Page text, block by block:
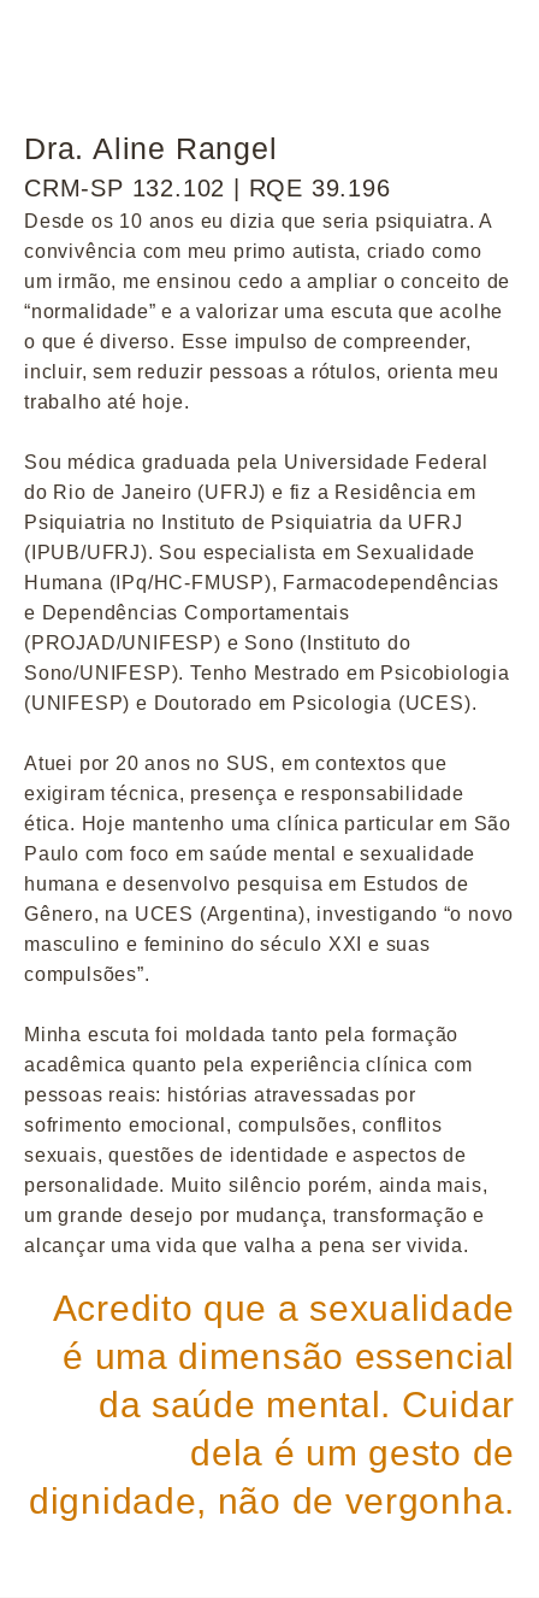
Dra. Aline Rangel
CRM-SP 132.102 | RQE 39.196
Desde os 10 anos eu dizia que seria psiquiatra. A
convivência com meu primo autista, criado como
um irmão, me ensinou cedo a ampliar o conceito de
“normalidade” e a valorizar uma escuta que acolhe
o que é diverso. Esse impulso de compreender,
incluir, sem reduzir pessoas a rótulos, orienta meu
trabalho até hoje.
Sou médica graduada pela Universidade Federal
do Rio de Janeiro (UFRJ) e fiz a Residência em
Psiquiatria no Instituto de Psiquiatria da UFRJ
(IPUB/UFRJ). Sou especialista em Sexualidade
Humana (IPq/HC-FMUSP), Farmacodependências
e Dependências Comportamentais
(PROJAD/UNIFESP) e Sono (Instituto do
Sono/UNIFESP). Tenho Mestrado em Psicobiologia
(UNIFESP) e Doutorado em Psicologia (UCES).
Atuei por 20 anos no SUS, em contextos que
exigiram técnica, presença e responsabilidade
ética. Hoje mantenho uma clínica particular em São
Paulo com foco em saúde mental e sexualidade
humana e desenvolvo pesquisa em Estudos de
Gênero, na UCES (Argentina), investigando “o novo
masculino e feminino do século XXI e suas
compulsões”.
Minha escuta foi moldada tanto pela formação
acadêmica quanto pela experiência clínica com
pessoas reais: histórias atravessadas por
sofrimento emocional, compulsões, conflitos
sexuais, questões de identidade e aspectos de
personalidade. Muito silêncio porém, ainda mais,
um grande desejo por mudança, transformação e
alcançar uma vida que valha a pena ser vivida.
Acredito que a sexualidade
é uma dimensão essencial
da saúde mental. Cuidar
dela é um gesto de
dignidade, não de vergonha.